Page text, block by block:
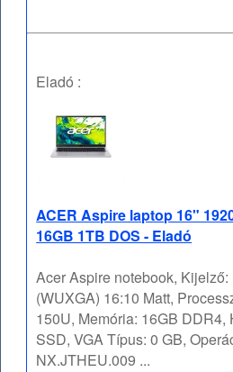
Eladó :
ACER Aspire laptop 16"
16GB 1TB DOS - Eladó
Acer Aspire notebook,
(WUXGA) 16:10 Matt,
150U, Memória: 16GB DDR4,
SSD, VGA Típus: 0 GB,
NX.JTHEU.009 ...